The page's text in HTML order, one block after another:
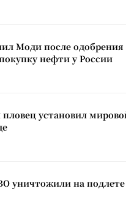
Моди после одобрения
нефти у России
установил
уничтожили на